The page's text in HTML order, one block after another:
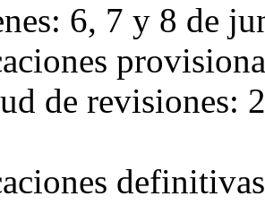
6, 7 y 8 de
de revisiones: